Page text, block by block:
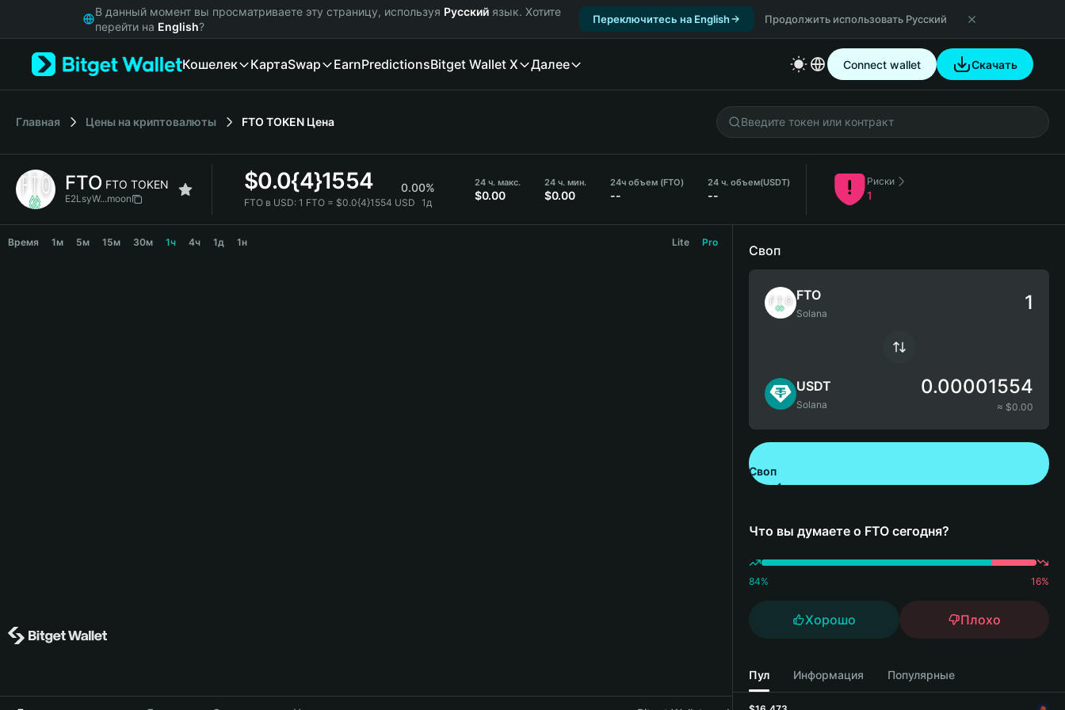
Русский
Italiano
简体中文
繁體中文
Bahasa Indonesia
В данный момент вы просматриваете эту страницу, используя Русский язык. Хотите
перейти на English?
Переключитесь на English Продолжить использовать Русский
Кошелек КартаSwap EarnPredictionsBitget Wallet X Далее Connect wallet Скачать
Главная Цены на криптовалюты FTO TOKEN Цена
FTO FTO TOKEN
E2LsyW...moon
$0.0{4}1554 0.00%
FTO в USD: 1 FTO = $0.0{4}1554 USD 1д
24 ч. макс.
$0.00
24 ч. мин.
$0.00
24ч объем (FTO)
--
24 ч. объем(USDT)
--
Риски
1
Время 1м 5м 15м 30м 1ч 4ч 1д 1н Lite Pro
Своп
FTO
Solana
USDT
Solana
0.00001554
≈ $0.00
Своп
Что вы думаете о FTO сегодня?
84% 16%
Хорошо Плохо
Пул Информация Популярные